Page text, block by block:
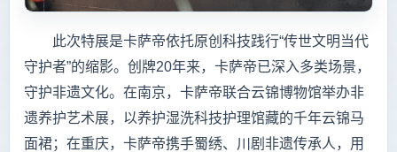
此次特展是卡萨帝依托原创科技践行“传世文明当代
守护者”的缩影。创牌20年来，卡萨帝已深入多类场景，
守护非遗文化。在南京，卡萨帝联合云锦博物馆举办非
遗养护艺术展，以养护湿洗科技护理馆藏的千年云锦马
面裙；在重庆，卡萨帝携手蜀绣、川剧非遗传承人，用